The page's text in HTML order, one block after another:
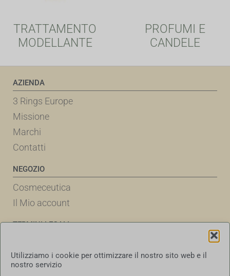
Utilizziamo i cookie per ottimizzare il nostro sito web e il
nostro servizio
TRATTAMENTO
MODELLANTE
PROFUMI E
CANDELE
AZIENDA
3 Rings Europe
Missione
Marchi
Contatti
NEGOZIO
Cosmeceutica
Il Mio account
TERMINI LEGALI
Informativa sulla privacy